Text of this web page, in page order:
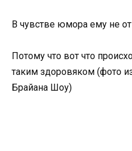
В чувстве юмора ему не
Потому что вот что
таким здоровяком (фото
Брайана Шоу)